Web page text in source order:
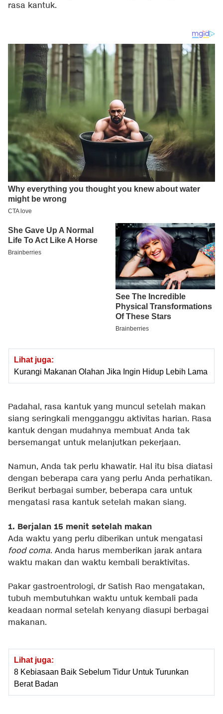
rasa kantuk.
Lihat juga:
Kurangi Makanan Olahan Jika Ingin Hidup Lebih Lama
Padahal, rasa kantuk yang muncul setelah makan
siang seringkali mengganggu aktivitas harian. Rasa
kantuk dengan mudahnya membuat Anda tak
bersemangat untuk melanjutkan pekerjaan.
Namun, Anda tak perlu khawatir. Hal itu bisa diatasi
dengan beberapa cara yang perlu Anda perhatikan.
Berikut berbagai sumber, beberapa cara untuk
mengatasi rasa kantuk setelah makan siang.
1. Berjalan 15 menit setelah makan
Ada waktu yang perlu diberikan untuk mengatasi
food coma. Anda harus memberikan jarak antara
waktu makan dan waktu kembali beraktivitas.
Pakar gastroentrologi, dr Satish Rao mengatakan,
tubuh membutuhkan waktu untuk kembali pada
keadaan normal setelah kenyang diasupi berbagai
makanan.
Lihat juga:
8 Kebiasaan Baik Sebelum Tidur Untuk Turunkan
Berat Badan